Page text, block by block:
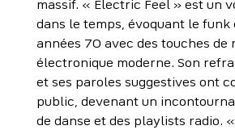
massif. « Electric Feel » est un
dans le temps, évoquant le funk
années 70 avec des touches de
électronique moderne. Son
et ses paroles suggestives ont
public, devenant un
de danse et des playlists radio.